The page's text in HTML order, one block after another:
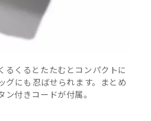
るくるとたたむとコンパクトに
グにも忍ばせられます。まとめ
付きコードが付属。